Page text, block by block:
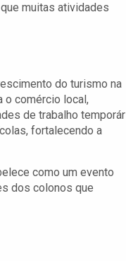
muitas atividades
do turismo na
o comércio local,
de trabalho
fortalecendo a
como um evento
dos colonos que